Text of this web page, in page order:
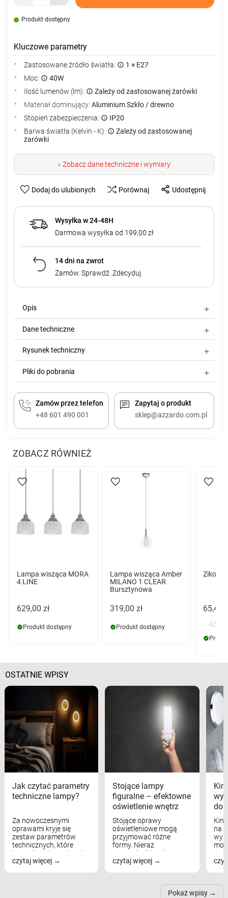
Produkt dostępny
Kluczowe parametry
Zastosowane źródło światła:
1 × E27
Moc:
40W
Ilość lumenów (lm):
Zależy od zastosowanej żarówki
Materiał dominujący: Aluminium Szkło / drewno
Stopień zabezpieczenia:
IP20
Barwa światła (Kelvin - K):
Zależy od zastosowanej
żarówki
>Zobacz dane techniczne i wymiary
Dodaj do ulubionych Porównaj Udostępnij
Wysyłka w 24-48H
Darmowa wysyłka od 199,00 zł
14 dni na zwrot
Zamów. Sprawdź. Zdecyduj.
Opis
Dane techniczne
Rysunek techniczny
Pliki do pobrania
Zamów przez telefon
+48 601 490 001
Zapytaj o produkt
sklep@azzardo.com.pl
ZOBACZ RÓWNIEŻ
Lampa wisząca MORA
4 LINE
629,00 zł
Produkt dostępny
Lampa wisząca Amber
MILANO 1 CLEAR
Bursztynowa
319,00 zł
Produkt dostępny
Ziko
65,40
-43,60
OSTATNIE WPISY
Jak czytać parametry
techniczne lampy?
Za nowoczesnymi
oprawami kryje się
zestaw parametrów
technicznych, które
bezpośrednio wpływają
na komfort widzenia,
czytaj więcej
Stojące lampy
figuralne – efektowne
oświetlenie wnętrz
Stojące oprawy
oświetleniowe mogą
przyjmować różne
formy. Nieraz
wspominaliśmy już
modele na łukowych
nich może przydać się w
czytaj więcej
na
Pokaż wpisy